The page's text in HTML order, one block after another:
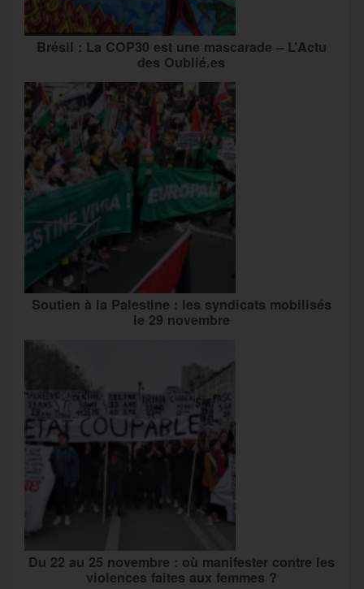
Brésil : La COP30 est une mascarade – L’Actu
des Oublié.es
Soutien à la Palestine : les syndicats mobilisés
le 29 novembre
Du 22 au 25 novembre : où manifester contre les
violences faites aux femmes ?